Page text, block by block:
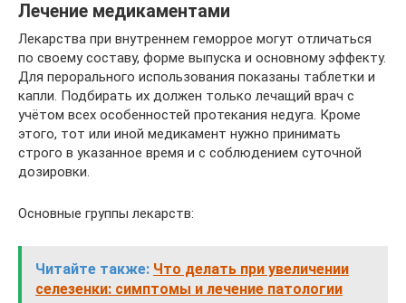
Лечение медикаментами
Лекарства при внутреннем геморрое могут отличаться
по своему составу, форме выпуска и основному эффекту.
Для перорального использования показаны таблетки и
капли. Подбирать их должен только лечащий врач с
учётом всех особенностей протекания недуга. Кроме
этого, тот или иной медикамент нужно принимать
строго в указанное время и с соблюдением суточной
дозировки.
Основные группы лекарств:
Читайте также: Что делать при увеличении
селезенки: симптомы и лечение патологии